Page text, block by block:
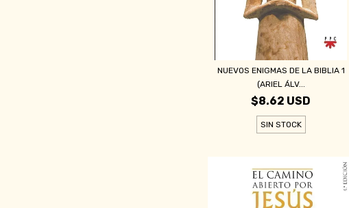
NUEVOS ENIGMAS DE LA BIBLIA 1
(ARIEL ÁLV...
$8.62 USD
SIN STOCK